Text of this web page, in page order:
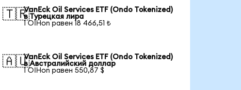
🇹🇷VanEck Oil Services ETF (Ondo Tokenized)
в Турецкая лира
1 OIHon равен 18 466,51 ₺
🇦🇺VanEck Oil Services ETF (Ondo Tokenized)
в Австралийский доллар
1 OIHon равен 550,87 $